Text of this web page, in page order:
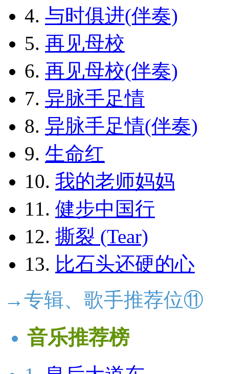
4. 与时俱进(伴奏)
5. 再见母校
6. 再见母校(伴奏)
7. 异脉手足情
8. 异脉手足情(伴奏)
9. 生命红
10. 我的老师妈妈
11. 健步中国行
12. 撕裂 (Tear)
13. 比石头还硬的心
→专辑、歌手推荐位⑪
音乐推荐榜